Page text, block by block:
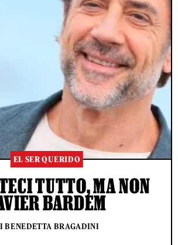
EL SER QUERIDO
TUTTO, MA NON
BARDEM
BENEDETTA BRAGADINI